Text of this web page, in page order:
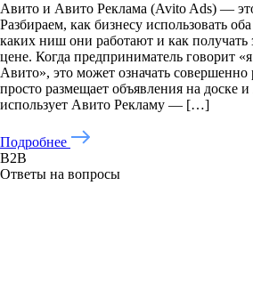
Авито и Авито Реклама (Avito Ads) —
Разбираем, как бизнесу использовать
каких ниш они работают и как получать
цене. Когда предприниматель говорит
Авито», это может означать
просто размещает объявления на доске
использует Авито Рекламу — […]
Подробнее
B2B
Ответы на вопросы